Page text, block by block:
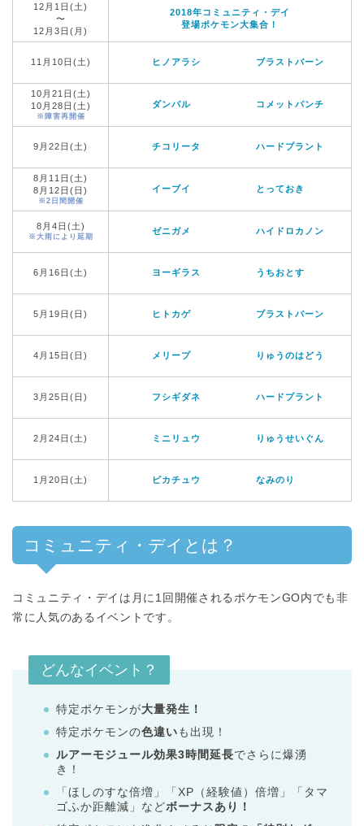
12月1日(土)
〜
12月3日(月)
2018年コミュニティ・デイ
登場ポケモン大集合！
11月10日(土) ヒノアラシ ブラストバーン
10月21日(土)
10月28日(土)
※障害再開催
ダンバル コメットパンチ
9月22日(土) チコリータ ハードプラント
8月11日(土)
8月12日(日)
※2日間開催
イーブイ とっておき
8月4日(土)
※大雨により延期
ゼニガメ ハイドロカノン
6月16日(土) ヨーギラス うちおとす
5月19日(日) ヒトカゲ ブラストバーン
4月15日(日) メリープ りゅうのはどう
3月25日(日) フシギダネ ハードプラント
2月24日(土) ミニリュウ りゅうせいぐん
1月20日(土) ピカチュウ なみのり
コミュニティ・デイとは？
コミュニティ・デイは月に1回開催されるポケモンGO内でも非
常に人気のあるイベントです。
どんなイベント？
特定ポケモンが大量発生！
特定ポケモンの色違い も出現！
ルアーモジュール効果3時間延長でさらに爆湧
き！
「ほしのすな倍増」「XP（経験値）倍増」「タマ
ゴふか距離減」などボーナスあり！